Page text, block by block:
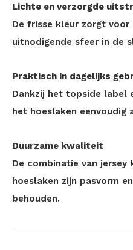
Lichte en verzorgde
De frisse kleur zorgt voor
uitnodigende sfeer in de
Praktisch in dagelijks
Dankzij het topside label
het hoeslaken eenvoudig
Duurzame kwaliteit
De combinatie van
hoeslaken zijn pasvorm
behouden.